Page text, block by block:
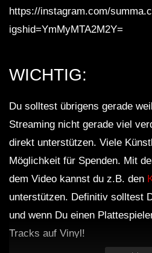
https://instagram.com/
igshid=YmMyMTA2M2Y=
WICHTIG:
Du solltest übrigens gerade
Streaming nicht gerade viel
direkt unterstützen. Viele
Möglichkeit für Spenden. Mit
dem Video kannst du z.B. den
unterstützen. Definitiv solltest
und wenn Du einen
Tracks auf Vinyl!